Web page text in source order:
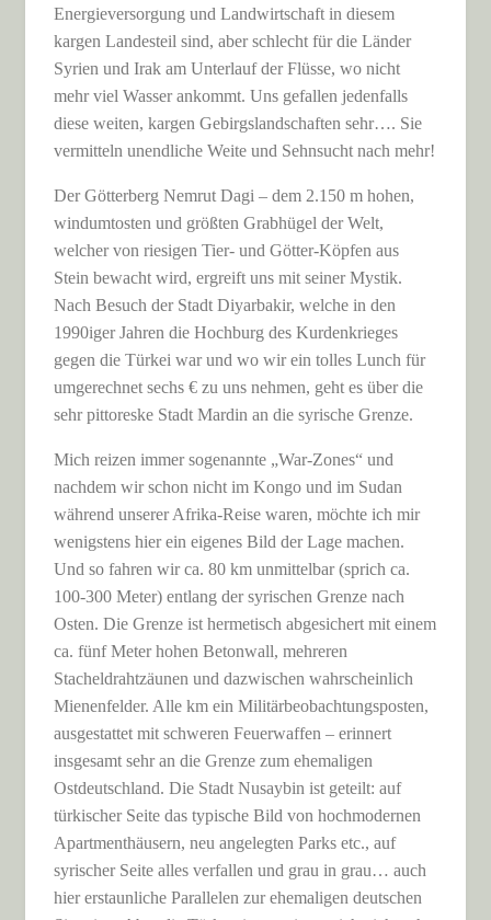
Energieversorgung und Landwirtschaft in diesem
kargen Landesteil sind, aber schlecht für die Länder
Syrien und Irak am Unterlauf der Flüsse, wo nicht
mehr viel Wasser ankommt. Uns gefallen jedenfalls
diese weiten, kargen Gebirgslandschaften sehr…. Sie
vermitteln unendliche Weite und Sehnsucht nach mehr!
Der Götterberg Nemrut Dagi – dem 2.150 m hohen,
windumtosten und größten Grabhügel der Welt,
welcher von riesigen Tier- und Götter-Köpfen aus
Stein bewacht wird, ergreift uns mit seiner Mystik.
Nach Besuch der Stadt Diyarbakir, welche in den
1990iger Jahren die Hochburg des Kurdenkrieges
gegen die Türkei war und wo wir ein tolles Lunch für
umgerechnet sechs € zu uns nehmen, geht es über die
sehr pittoreske Stadt Mardin an die syrische Grenze.
Mich reizen immer sogenannte „War-Zones“ und
nachdem wir schon nicht im Kongo und im Sudan
während unserer Afrika-Reise waren, möchte ich mir
wenigstens hier ein eigenes Bild der Lage machen.
Und so fahren wir ca. 80 km unmittelbar (sprich ca.
100-300 Meter) entlang der syrischen Grenze nach
Osten. Die Grenze ist hermetisch abgesichert mit einem
ca. fünf Meter hohen Betonwall, mehreren
Stacheldrahtzäunen und dazwischen wahrscheinlich
Mienenfelder. Alle km ein Militärbeobachtungsposten,
ausgestattet mit schweren Feuerwaffen – erinnert
insgesamt sehr an die Grenze zum ehemaligen
Ostdeutschland. Die Stadt Nusaybin ist geteilt: auf
türkischer Seite das typische Bild von hochmodernen
Apartmenthäusern, neu angelegten Parks etc., auf
syrischer Seite alles verfallen und grau in grau… auch
hier erstaunliche Parallelen zur ehemaligen deutschen